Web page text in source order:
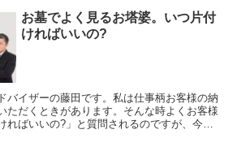
お墓でよく見るお塔婆。いつ片付
ければいいの?
バイザーの藤田です。私は仕事柄お客様の納
ただくときがあります。そんな時よくお客様
ればいいの?」と質問されるのですが、今回